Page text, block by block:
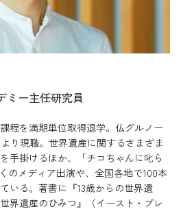
ミー主任研究員
程を満期単位取得退学。仏グルノー
り現職。世界遺産に関するさまざま
手掛けるほか、「チコちゃんに叱ら
のメディア出演や、全国各地で100本
いる。著書に『13歳からの世界遺
界遺産のひみつ』（イースト・プレ